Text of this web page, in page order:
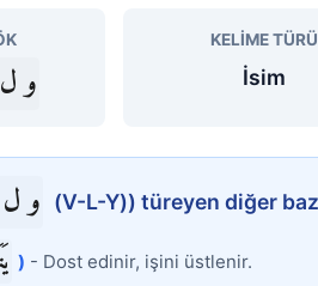
و
KELIME TÜRÜ
İsim
و (V-L-Y)) türeyen diğer
) - Dost edinir, işini üstlenir.